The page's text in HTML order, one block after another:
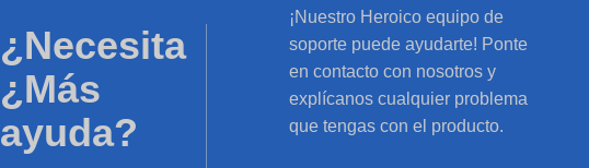
¿Necesita
¿Más
ayuda?
¡Nuestro Heroico equipo de
soporte puede ayudarte! Ponte
en contacto con nosotros y
explícanos cualquier problema
que tengas con el producto.